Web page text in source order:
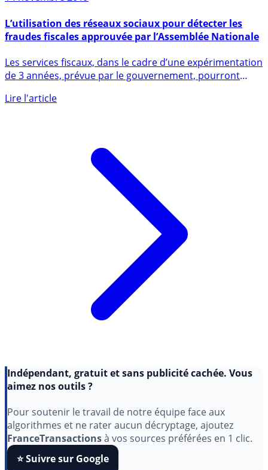
14 novembre 2019
fraudes fiscales approuvée par l’Assemblée Nationale
de 3 années, prévue par le gouvernement, pourront
aimez nos outils ?
Pour soutenir le travail de notre équipe face aux
algorithmes et ne rater aucun décryptage, ajoutez
FranceTransactionsà vos sources préférées en 1 clic.